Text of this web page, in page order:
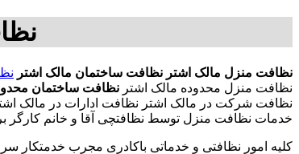
نظافت منزل مالک اشتر نظافت ساختمان مالک اشتر
نظافت منزل محدوده مالک اشتر نظافت ساختمان
نظافت شرکت در مالک اشتر نظافت ادارات در مالک
خدمات نظافت منزل توسط نظافتچی آقا و خانم کارگر
کلیه امور نظافتی و خدماتی باکادری مجرب خدمتکار